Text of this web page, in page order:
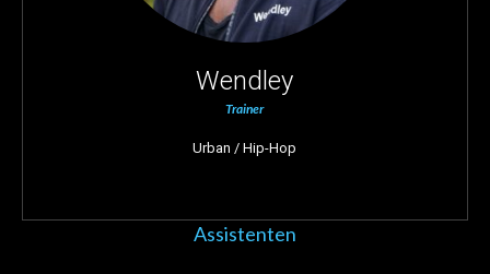
Wendley
Trainer
Urban / Hip-Hop
Assistenten